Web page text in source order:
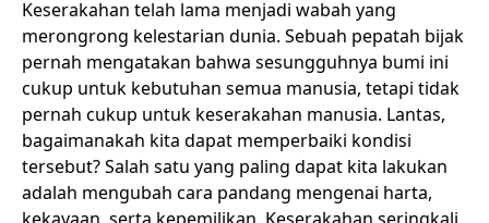
Keserakahan telah lama menjadi wabah yang
merongrong kelestarian dunia. Sebuah pepatah bijak
pernah mengatakan bahwa sesungguhnya bumi ini
cukup untuk kebutuhan semua manusia, tetapi tidak
pernah cukup untuk keserakahan manusia. Lantas,
bagaimanakah kita dapat memperbaiki kondisi
tersebut? Salah satu yang paling dapat kita lakukan
adalah mengubah cara pandang mengenai harta,